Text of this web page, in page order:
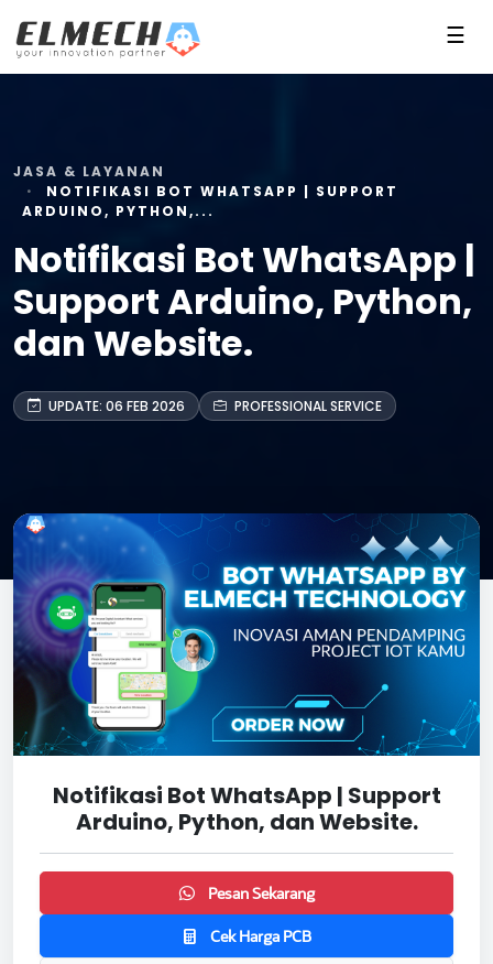
☰
JASA & LAYANAN
NOTIFIKASI BOT WHATSAPP | SUPPORT
ARDUINO, PYTHON,...
Notifikasi Bot WhatsApp |
Support Arduino, Python,
dan Website.
UPDATE: 06 FEB 2026 PROFESSIONAL SERVICE
Notifikasi Bot WhatsApp | Support
Arduino, Python, dan Website.
Pesan Sekarang
Cek Harga PCB